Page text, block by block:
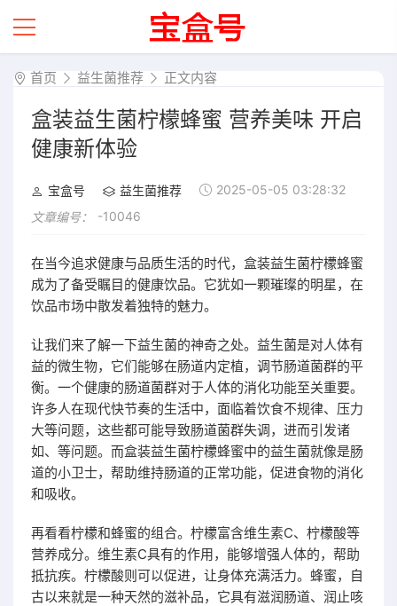
首页 益生菌推荐 正文内容
盒装益生菌柠檬蜂蜜 营养美味 开启
健康新体验
宝盒号 益生菌推荐
2025-05-05 03:28:32
文章编号：
-10046
在当今追求健康与品质生活的时代，盒装益生菌柠檬蜂蜜
成为了备受瞩目的健康饮品。它犹如一颗璀璨的明星，在
饮品市场中散发着独特的魅力。
让我们来了解一下益生菌的神奇之处。益生菌是对人体有
益的微生物，它们能够在肠道内定植，调节肠道菌群的平
衡。一个健康的肠道菌群对于人体的消化功能至关重要。
许多人在现代快节奏的生活中，面临着饮食不规律、压力
大等问题，这些都可能导致肠道菌群失调，进而引发诸
如、等问题。而盒装益生菌柠檬蜂蜜中的益生菌就像是肠
道的小卫士，帮助维持肠道的正常功能，促进食物的消化
和吸收。
再看看柠檬和蜂蜜的组合。柠檬富含维生素C、柠檬酸等
营养成分。维生素C具有的作用，能够增强人体的，帮助
抵抗疾。柠檬酸则可以促进，让身体充满活力。蜂蜜，自
古以来就是一种天然的滋补品，它具有滋润肠道、润止咳